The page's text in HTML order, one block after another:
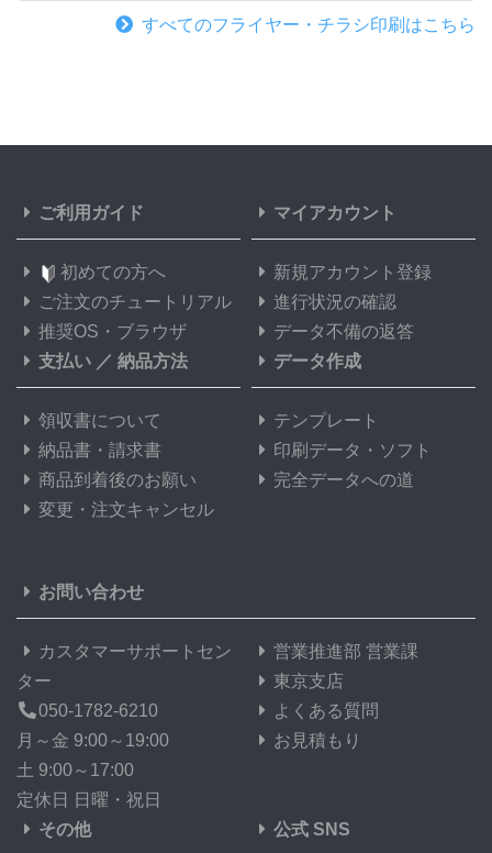
すべてのフライヤー・チラシ印刷はこちら
ご利用ガイド
初めての方へ
ご注文のチュートリアル
推奨OS・ブラウザ
マイアカウント
新規アカウント登録
進行状況の確認
データ不備の返答
支払い ／ 納品方法
領収書について
納品書・請求書
商品到着後のお願い
変更・注文キャンセル
データ作成
テンプレート
印刷データ・ソフト
完全データへの道
お問い合わせ
カスタマーサポートセン
ター
050-1782-6210
月～金 9:00～19:00
土 9:00～17:00
定休日 日曜・祝日
営業推進部 営業課
東京支店
よくある質問
お見積もり
その他 公式 SNS